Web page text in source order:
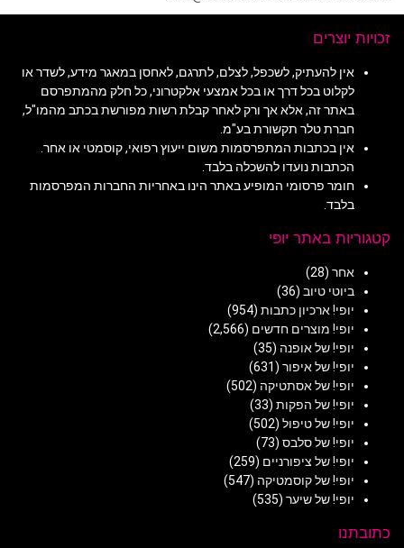
זכויות יוצרים
אין להעתיק, לשכפל, לצלם, לתרגם, לאחסן במאגר מידע, לשדר או
לקלוט בכל דרך או בכל אמצעי אלקטרוני, כל חלק מהמתפרסם
באתר זה, אלא אך ורק לאחר קבלת רשות מפורשת בכתב מהמו"ל,
חברת טלר תקשורת בע"מ.
אין בכתבות המתפרסמות משום ייעוץ רפואי, קוסמטי או אחר.
הכתבות נועדו להשכלה בלבד.
חומר פרסומי המופיע באתר הינו באחריות החברות המפרסמות
בלבד.
קטגוריות באתר יופי
אחר (28)
ביוטי טיוב (36)
יופי! ארכיון כתבות (954)
יופי! מוצרים חדשים (2,566)
יופי! של אופנה (35)
יופי! של איפור (631)
יופי! של אסתטיקה (502)
יופי! של הפקות (33)
יופי! של טיפול (502)
יופי! של סלבס (73)
יופי! של ציפורניים (259)
יופי! של קוסמטיקה (547)
יופי! של שיער (535)
כתובתנו